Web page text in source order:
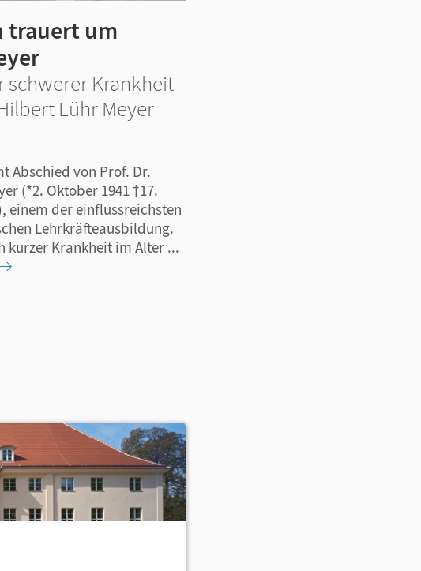
trauert um
schwerer Krankheit
Lühr Meyer
Abschied von Prof. Dr.
(*2. Oktober 1941 †17.
einem der einflussreichsten
Lehrkräfteausbildung.
kurzer Krankheit im Alter ...